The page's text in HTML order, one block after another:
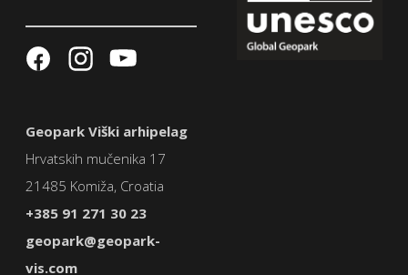
Geopark Viški arhipelag
Hrvatskih mučenika 17
21485 Komiža, Croatia
+385 91 271 30 23
geopark@geopark-
vis.com